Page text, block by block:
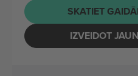
SKATIET
IZVEIDOT